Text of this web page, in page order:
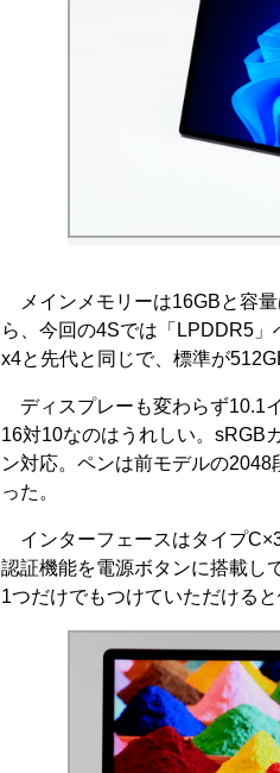
メインメモリーは16GBと容
ら、今回の4Sでは「LPDDR5
x4と先代と同じで、標準が
ディスプレーも変わらず10.1
16対10なのはうれしい。sRGB
ン対応。ペンは前モデルの
った。
インターフェースはタイプ
認証機能を電源ボタンに搭載し
1つだけでもつけていただけると